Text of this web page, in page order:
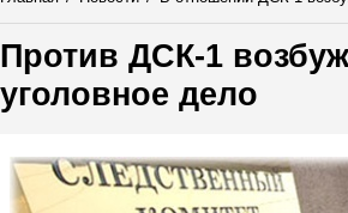
Против ДСК-1
уголовное дело